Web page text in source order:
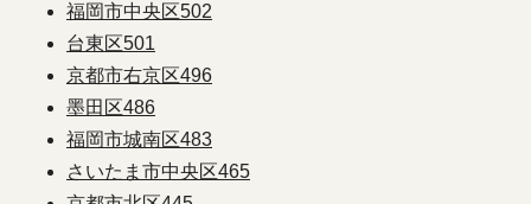
福岡市中央区502
台東区501
京都市右京区496
墨田区486
福岡市城南区483
さいたま市中央区465